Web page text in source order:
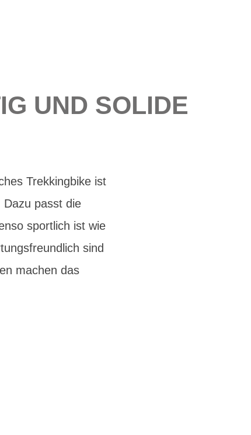
UND SOLIDE
Trekkingbike ist
Dazu passt die
sportlich ist wie
sind
machen das